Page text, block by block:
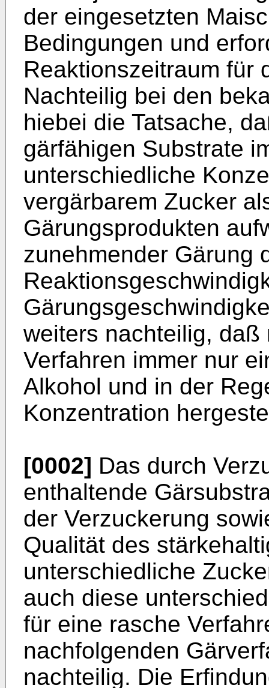
der eingesetzten
Bedingungen und
Reaktionszeitraum für
Nachteilig bei den
hiebei die Tatsache,
gärfähigen Substrate
unterschiedliche
vergärbarem Zucker
Gärungsprodukten
zunehmender Gärung
weiters nachteilig, daß
Verfahren immer nur
Alkohol und in der
Konzentration
[0002] Das durch
enthaltende
der Verzuckerung
Qualität des
unterschiedliche
auch diese
für eine rasche
nachfolgenden
nachteilig. Die